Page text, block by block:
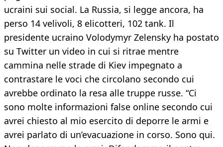
ucraini sui social. La Russia, si legge ancora, ha
perso 14 velivoli, 8 elicotteri, 102 tank. Il
presidente ucraino Volodymyr Zelensky ha postato
su Twitter un video in cui si ritrae mentre
cammina nelle strade di Kiev impegnato a
contrastare le voci che circolano secondo cui
avrebbe ordinato la resa alle truppe russe. “Ci
sono molte informazioni false online secondo cui
avrei chiesto al mio esercito di deporre le armi e
avrei parlato di un’evacuazione in corso. Sono qui.